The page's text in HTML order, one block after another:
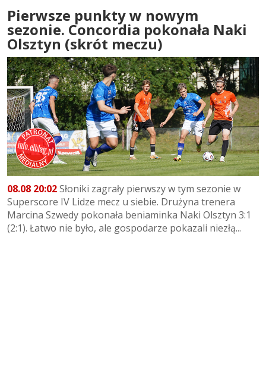
Pierwsze punkty w nowym
sezonie. Concordia pokonała Naki
Olsztyn (skrót meczu)
08.08 20:02Słoniki zagrały pierwszy w tym sezonie w
Superscore IV Lidze mecz u siebie. Drużyna trenera
Marcina Szwedy pokonała beniaminka Naki Olsztyn 3:1
(2:1). Łatwo nie było, ale gospodarze pokazali niezłą...